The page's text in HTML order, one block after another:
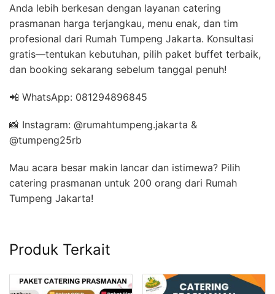
Anda lebih berkesan dengan layanan catering
prasmanan harga terjangkau, menu enak, dan tim
profesional dari Rumah Tumpeng Jakarta. Konsultasi
gratis—tentukan kebutuhan, pilih paket buffet terbaik,
dan booking sekarang sebelum tanggal penuh!
📲 WhatsApp: 081294896845
📸 Instagram: @rumahtumpeng.jakarta &
@tumpeng25rb
Mau acara besar makin lancar dan istimewa? Pilih
catering prasmanan untuk 200 orang dari Rumah
Tumpeng Jakarta!
Produk Terkait